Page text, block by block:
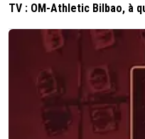
TV : OM-Athletic Bilbao, à